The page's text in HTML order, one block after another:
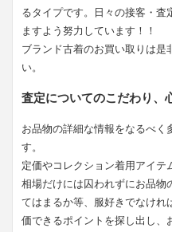
るタイプです。日々の接客・査
ますよう努力しています！！
ブランド古着のお買い取りは是
い。
査定についてのこだわり、
お品物の詳細な情報をなるべく
す。
定価やコレクション着用アイ
相場だけには囚われずにお品物
てはまるか等、服好きでなけれ
価できるポイントを探し出し、